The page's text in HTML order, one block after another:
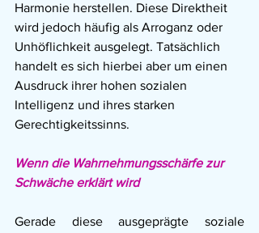
Harmonie herstellen. Diese Direktheit
wird jedoch häufig als Arroganz oder
Unhöflichkeit ausgelegt. Tatsächlich
handelt es sich hierbei aber um einen
Ausdruck ihrer hohen sozialen
Intelligenz und ihres starken
Gerechtigkeitssinns.
Wenn die Wahrnehmungsschärfe zur
Schwäche erklärt wird
Gerade diese ausgeprägte soziale